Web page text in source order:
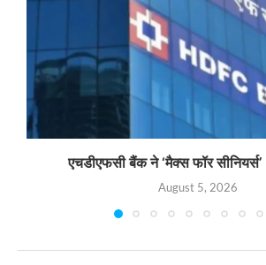
एचडीएफसी बैंक ने ‘मैक्स फॉर
August 5, 2026